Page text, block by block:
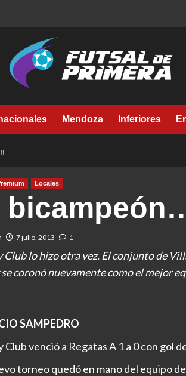
Mendoza Inferiores
Locales
7 julio, 2013 1
Club lo hizo otra vez. El conjunto de
se coronó nuevamente como el mejor
SAMPEDRO
Club venció a Regatas A 1 a 0 con gol
torneo quedó en mano del equipo